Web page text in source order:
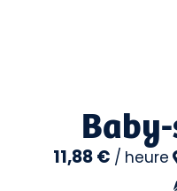
11,88 € / heure